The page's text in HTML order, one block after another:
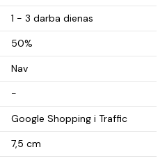
1 - 3 darba dienas
50%
Nav
-
Google Shopping i Traffic
7,5 cm